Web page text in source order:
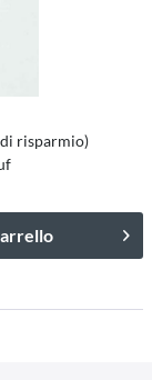
di risparmio)